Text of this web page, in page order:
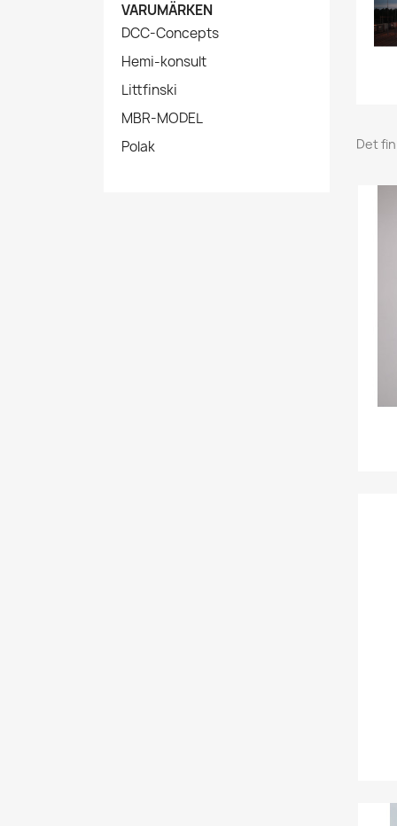
VARUMÄRKEN
DCC-Concepts
Hemi-konsult
Littfinski
MBR-MODEL
Polak
Det